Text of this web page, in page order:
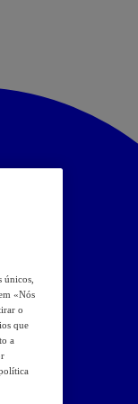
únicos,
«Nós
o
que
a